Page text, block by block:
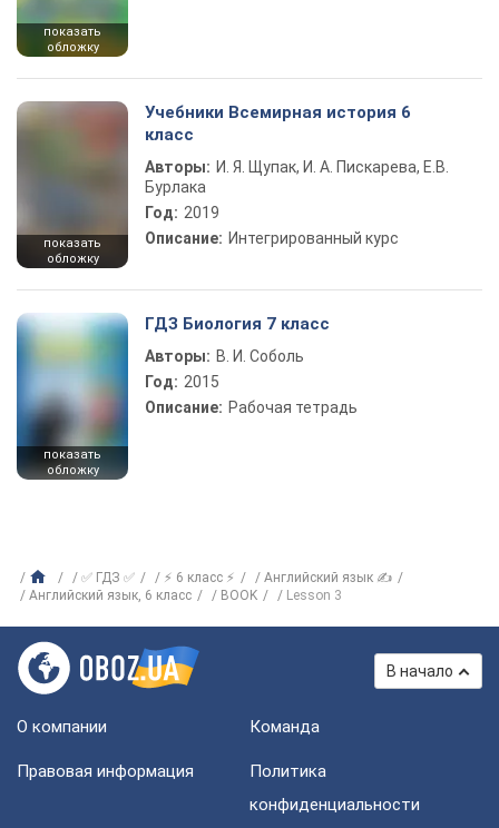
показать
обложку
показать
обложку
Учебники Всемирная история 6
класс
Авторы: И. Я. Щупак, И. А. Пискарева, Е.В.
Бурлака
Год: 2019
Описание: Интегрированный курс
показать
обложку
ГДЗ Биология 7 класс
Авторы: В. И. Соболь
Год: 2015
Описание: Рабочая тетрадь
✅ ГДЗ ✅ ⚡ 6 класс ⚡
Английский язык ✍
Английский язык, 6 класс
BOOK Lesson 3
В начало
О компании Команда
Правовая информация
Политика
конфиденциальности